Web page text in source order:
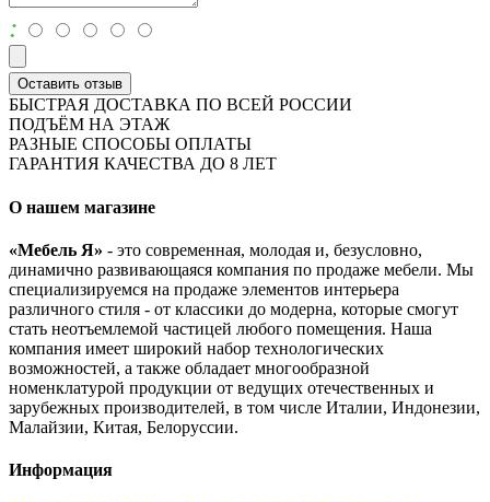
:
Оставить отзыв
БЫСТРАЯ ДОСТАВКА ПО ВСЕЙ РОССИИ
ПОДЪЁМ НА ЭТАЖ
РАЗНЫЕ СПОСОБЫ ОПЛАТЫ
ГАРАНТИЯ КАЧЕСТВА ДО 8 ЛЕТ
О нашем магазине
«Мебель Я» - это современная, молодая и, безусловно,
динамично развивающаяся компания по продаже мебели. Мы
специализируемся на продаже элементов интерьера
различного стиля - от классики до модерна, которые смогут
стать неотъемлемой частицей любого помещения. Наша
компания имеет широкий набор технологических
возможностей, а также обладает многообразной
номенклатурой продукции от ведущих отечественных и
зарубежных производителей, в том числе Италии, Индонезии,
Малайзии, Китая, Белоруссии.
Информация